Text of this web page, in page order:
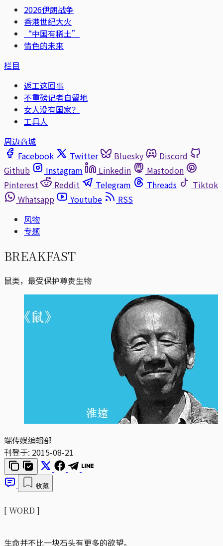
2026伊朗战争
香港世纪大火
“中国有稀土”
情色的未来
栏目
返工这回事
不重磅记者自留地
女人没有国家？
工具人
周边商城
Facebook
Twitter Bluesky
Discord
Github
Instagram Linkedin
Mastodon
Pinterest
Reddit Telegram Threads
Tiktok
Whatsapp
Youtube
RSS
风物
专题
BREAKFAST
鼠类，最受保护尊贵生物
端传媒编辑部
刊登于: 2015-08-21
收藏
[ WORD ]
生命并不比一块石头有更多的欲望。